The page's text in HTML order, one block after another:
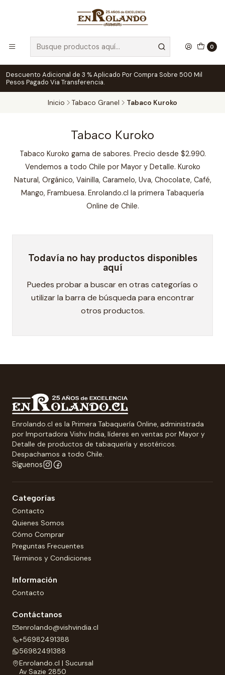
0
Descuento Adicional de 3 % Aplicado Por Compra Sobre 500 Mil
Pesos Pagado Via Transferencia.
Inicio Tabaco Granel Tabaco Kuroko
Tabaco Kuroko
Tabaco Kuroko gama de sabores. Precio desde $2.990.
Vendemos a todo Chile por Mayor y Detalle. Kuroko
Natural, Orgánico, Vainilla, Caramelo, Uva, Chocolate, Café,
Mango, Frambuesa. Enrolando.cl la primera Tabaquería
Online de Chile.
Todavía no hay productos disponibles
aquí
Puedes probar a buscar en otras categorías o
utilizar la barra de búsqueda para encontrar
otros productos.
Enrolando.cl es la Primera Tabaquería Online, administrada
por Importadora Vishv India, líderes en ventas por Mayor y
Detalle de productos de tabaquería y esotéricos.
Despachamos a todo Chile.
Síguenos
Categorías
Contacto
Quienes Somos
Cómo Comprar
Preguntas Frecuentes
Términos y Condiciones
Información
Contacto
Contáctanos
enrolando@vishvindia.cl
+56982491388
56982491388
Enrolando.cl | Sucursal
Av Sazie 2850